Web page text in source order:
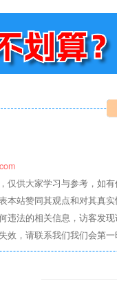
供大家学习与参考，如有
站赞同其观点和对其真实
违法的相关信息，访客发
，请联系我们我们会第一